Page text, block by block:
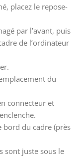
placez le repose-
par l’avant, puis
de l’ordinateur
du
connecteur et
bord du cadre (près
sont juste sous le